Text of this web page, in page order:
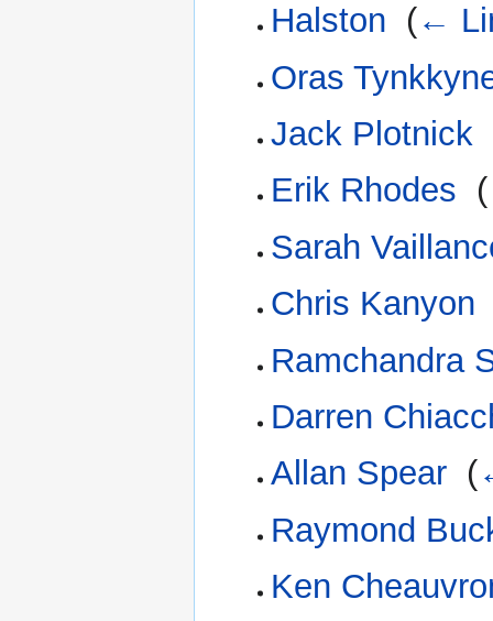
Halston (←
Oras
Jack Plotnick
Erik Rhodes (
Sarah
Chris Kanyon
Ramchandra
Darren
Allan Spear‎ (
Raymond
Ken